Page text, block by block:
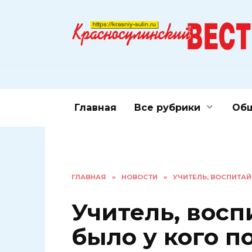
Главная Все рубрики
ГЛАВНАЯ » НОВОСТИ » УЧИТЕЛЬ,
Учитель,
было у кого